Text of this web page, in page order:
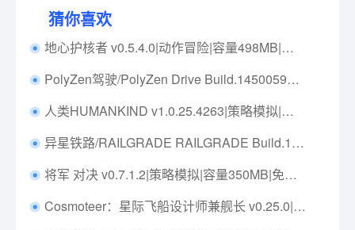
猜你喜欢
地心护核者 v0.5.4.0|动作冒险|容量498MB|免安装绿色中文版|支持键盘.鼠标.手柄
PolyZen驾驶/PolyZen Drive Build.14500598|模拟经营|容量8.8GB|免安装绿色中文版|支持键盘.鼠标
人类HUMANKIND v1.0.25.4263|策略模拟|容量35GB|免安装绿色中文版|支持键盘.鼠标
异星铁路/RAILGRADE RAILGRADE Build.15071073|策略模拟|容量3.7GB|免安装绿色中文版|支持键盘.鼠标.手柄
将军 对决 v0.7.1.2|策略模拟|容量350MB|免安装绿色中文版|支持键盘.鼠标
Cosmoteer：星际飞船设计师兼舰长 v0.25.0|策略模拟|容量1.5GB|免安装绿色中文版|支持键盘.鼠标